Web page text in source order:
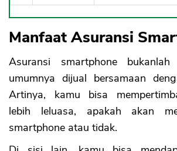
Manfaat Asuransi
Asuransi smartphone
umumnya dijual bersamaan
Artinya, kamu bisa
lebih leluasa, apakah akan
smartphone atau tidak.